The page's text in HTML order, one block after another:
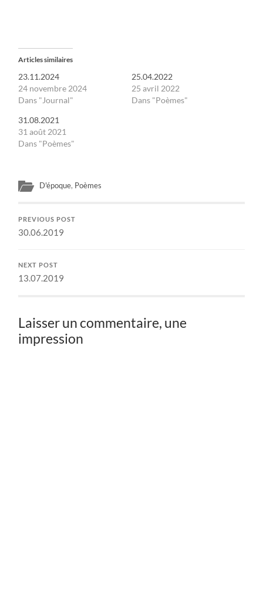
Articles similaires
23.11.2024
24 novembre 2024
Dans "Journal"
25.04.2022
25 avril 2022
Dans "Poèmes"
31.08.2021
31 août 2021
Dans "Poèmes"
D'époque, Poèmes
PREVIOUS POST
30.06.2019
NEXT POST
13.07.2019
Laisser un commentaire, une
impression